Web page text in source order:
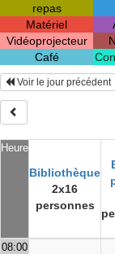
repas
Matériel
Vidéoprojecteur
Café
Heure
Bibliothèque
2x16
personnes
Voir le jour précédent
08:00